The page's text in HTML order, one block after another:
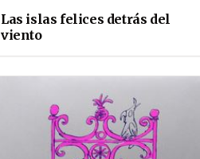
Las islas felices detrás del
viento